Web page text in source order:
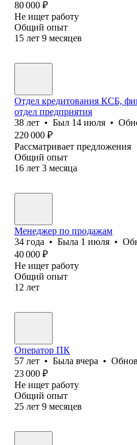
80 000 ₽
Не ищет работу
Общий опыт
15 лет 9 месяцев
Отдел кредитования КСБ,
отдел предприятия
38 лет • Был 14 июля •
220 000 ₽
Рассматривает предложения
Общий опыт
16 лет 3 месяца
Менеджер по продажам
34 года • Была 1 июля •
40 000 ₽
Не ищет работу
Общий опыт
12 лет
Оператор ПК
57 лет • Была вчера •
23 000 ₽
Не ищет работу
Общий опыт
25 лет 9 месяцев